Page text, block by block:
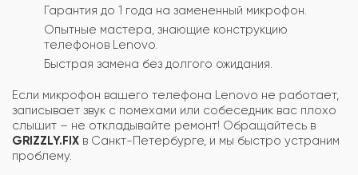
Гарантия до 1 года на замененный микрофон.
Опытные мастера, знающие конструкцию
телефонов Lenovo.
Быстрая замена без долгого ожидания.
Если микрофон вашего телефона Lenovo не работает,
записывает звук с помехами или собеседник вас плохо
слышит – не откладывайте ремонт! Обращайтесь в
GRIZZLY.FIX в Санкт-Петербурге, и мы быстро устраним
проблему.